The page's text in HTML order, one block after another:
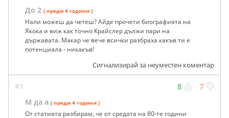
До 2 ( преди 4 години )
Нали можеш да четеш? Айде прочети биографията на
Якока и виж как точно Крайслер дължи пари на
държавата. Макар че вече всички разбраха какъв ти е
потенциала - никакъв!
Сигнализирай за неуместен коментар
#1 8 7
М да а ( преди 4 години )
От статията разбирам, че от средата на 80-те години